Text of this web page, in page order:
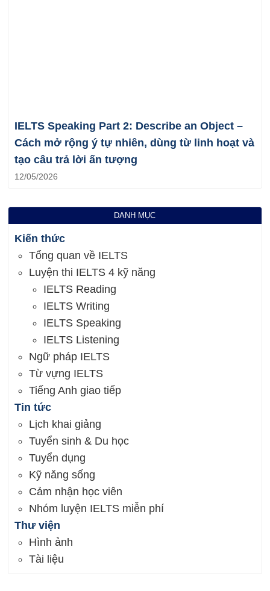
IELTS Speaking Part 2: Describe an Object –
Cách mở rộng ý tự nhiên, dùng từ linh hoạt và
tạo câu trả lời ấn tượng
12/05/2026
DANH MỤC
Kiến thức
Tổng quan về IELTS
Luyện thi IELTS 4 kỹ năng
IELTS Reading
IELTS Writing
IELTS Speaking
IELTS Listening
Ngữ pháp IELTS
Từ vựng IELTS
Tiếng Anh giao tiếp
Tin tức
Lịch khai giảng
Tuyển sinh & Du học
Tuyển dụng
Kỹ năng sống
Cảm nhận học viên
Nhóm luyện IELTS miễn phí
Thư viện
Hình ảnh
Tài liệu